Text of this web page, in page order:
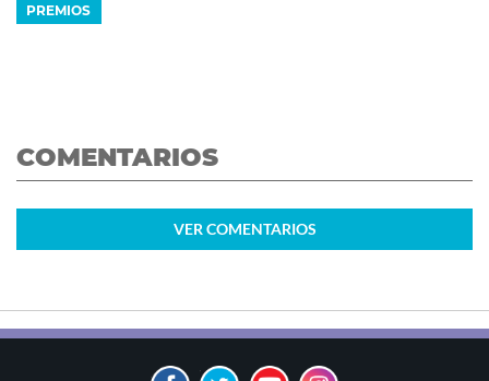
PREMIOS
COMENTARIOS
VER COMENTARIOS